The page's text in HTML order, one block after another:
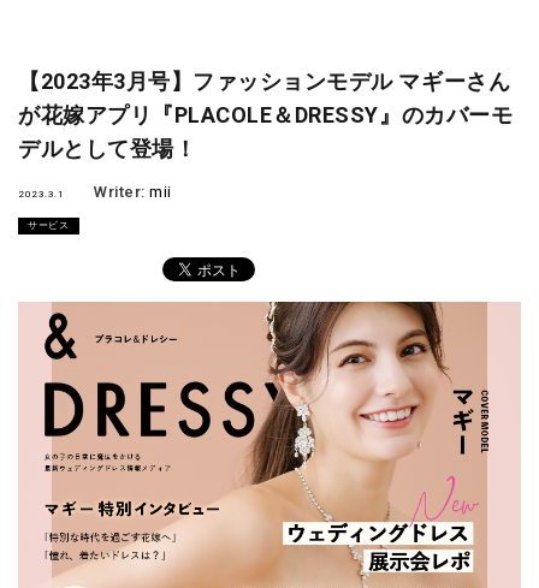
【2023年3月号】ファッションモデル マギーさん
が花嫁アプリ『PLACOLE＆DRESSY』のカバーモ
デルとして登場！
2023.3.1 Writer:mii
サービス